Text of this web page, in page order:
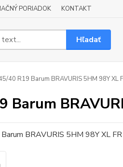
PORIADOK KONTAKT
Hľadať
40 R19 Barum BRAVURIS 5HM 98Y XL
Barum